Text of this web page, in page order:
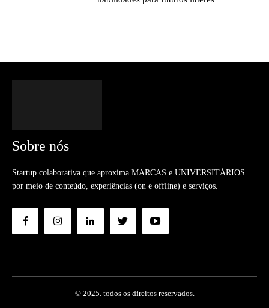
Sobre nós
Startup colaborativa que aproxima MARCAS e UNIVERSITÁRIOS
por meio de conteúdo, experiências (on e offline) e serviços.
© 2025. todos os direitos reservados.